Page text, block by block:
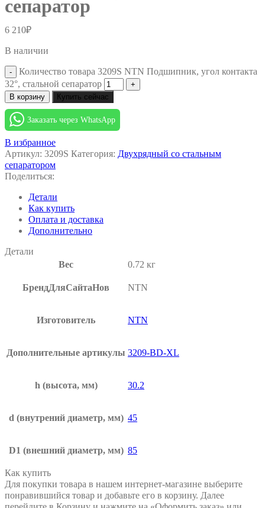
сепаратор
6 210₽
В наличии
Количество товара 3209S NTN Подшипник, угол контакта
32°, стальной сепаратор
В корзину Купить сейчас
Заказать через WhatsApp
В избранное
Артикул: 3209S Категория: Двухрядный со стальным
сепаратором
Поделиться:
Детали
Как купить
Оплата и доставка
Дополнительно
Детали
Вес
0.72 кг
БрендДляСайтаНов NTN
Изготовитель NTN
Дополнительные артикулы 3209-BD-XL
h (высота, мм) 30.2
d (внутрений диаметр, мм) 45
D1 (внешний диаметр, мм) 85
Как купить
Для покупки товара в нашем интернет-магазине выберите
понравившийся товар и добавьте его в корзину. Далее